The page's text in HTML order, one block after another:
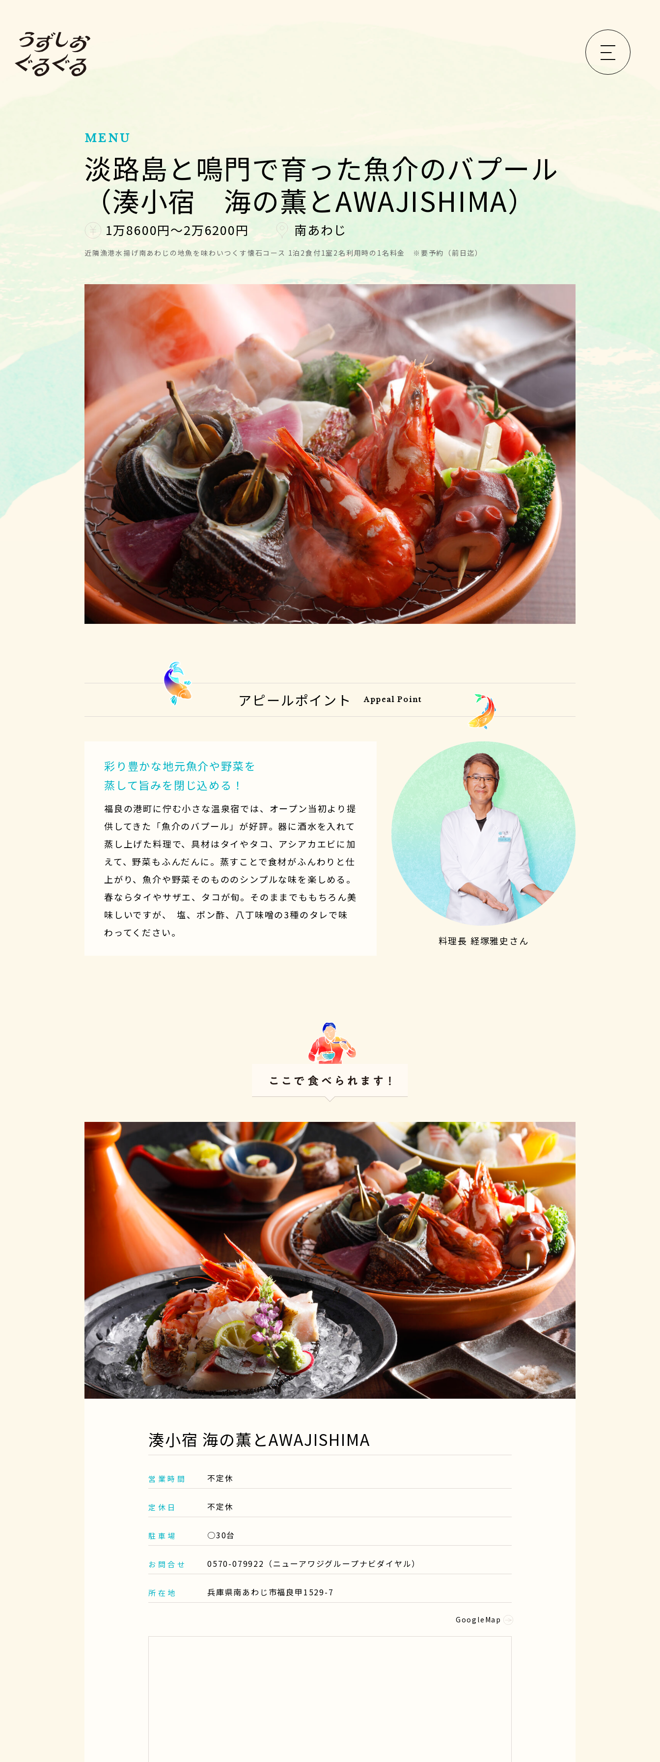
MENU
淡路島と鳴門で育った魚介のバプール
（湊小宿 海の薫とAWAJISHIMA）
1万8600円～2万6200円 南あわじ
近隣漁港水揚げ南あわじの地魚を味わいつくす懐石コース 1泊2食付1室2名利用時の1名料金 ※要予約（前日迄）
アピールポイント Appeal Point
料理長 経塚雅史さん
彩り豊かな地元魚介や野菜を
蒸して旨みを閉じ込める！
福良の港町に佇む小さな温泉宿では、オープン当初より提
供してきた「魚介のバプール」が好評。器に酒水を入れて
蒸し上げた料理で、具材はタイやタコ、アシアカエビに加
えて、野菜もふんだんに。蒸すことで食材がふんわりと仕
上がり、魚介や野菜そのもののシンプルな味を楽しめる。
春ならタイやサザエ、タコが旬。そのままでももちろん美
味しいですが、 塩、ポン酢、八丁味噌の3種のタレで味
わってください。
湊小宿 海の薫とAWAJISHIMA
営業時間 不定休
定休日 不定休
駐車場 ○30台
お問合せ 0570-079922（ニューアワジグループナビダイヤル）
所在地 兵庫県南あわじ市福良甲1529-7
GoogleMap